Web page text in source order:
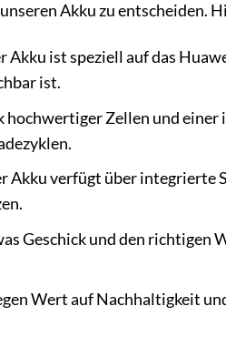
Akku zu entscheiden.
Akku ist speziell auf das
ist.
hochwertiger Zellen und
Akku verfügt über integrierte
Geschick und den richtigen
Wert auf Nachhaltigkeit